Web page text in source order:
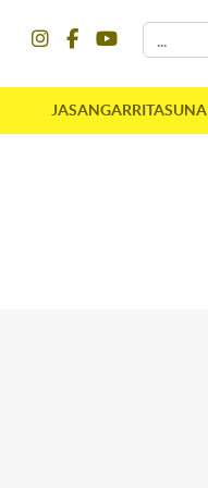
JASANGARRITASUNA